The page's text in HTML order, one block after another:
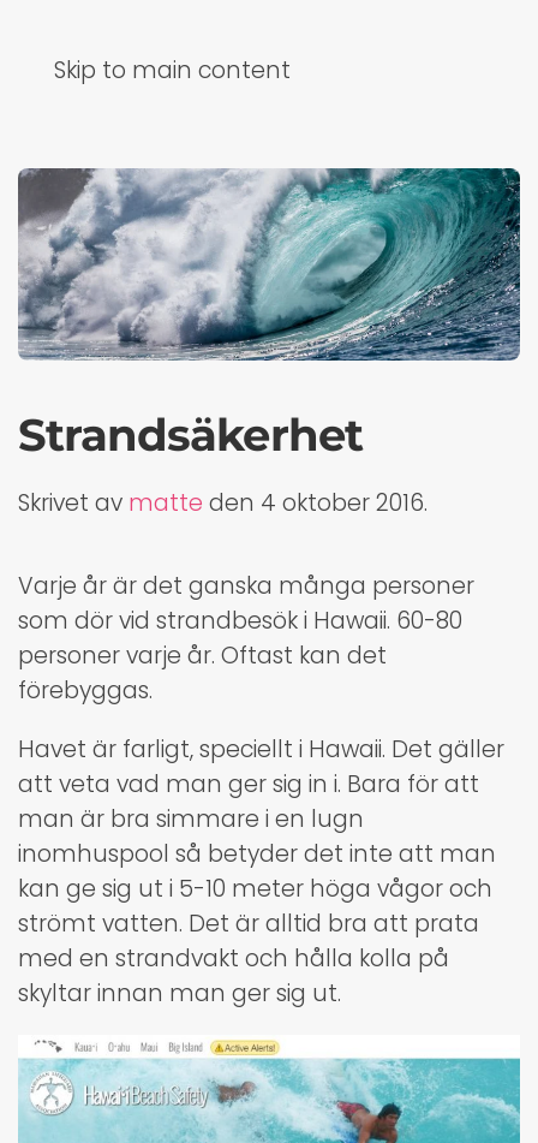
Skip to main content
Strandsäkerhet
Skrivet av matte den 4 oktober 2016.
Varje år är det ganska många personer
som dör vid strandbesök i Hawaii. 60-80
personer varje år. Oftast kan det
förebyggas.
Havet är farligt, speciellt i Hawaii. Det gäller
att veta vad man ger sig in i. Bara för att
man är bra simmare i en lugn
inomhuspool så betyder det inte att man
kan ge sig ut i 5-10 meter höga vågor och
strömt vatten. Det är alltid bra att prata
med en strandvakt och hålla kolla på
skyltar innan man ger sig ut.